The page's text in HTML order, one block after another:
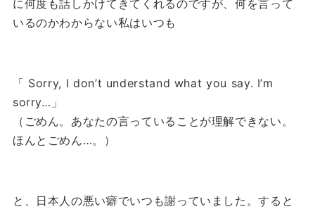
に何度も話しかけてきてくれるのですが、何を言って
いるのかわからない私はいつも
「 Sorry, I don’t understand what you say. I’m
sorry…」
（ごめん。あなたの言っていることが理解できない。
ほんとごめん…。）
と、日本人の悪い癖でいつも謝っていました。すると